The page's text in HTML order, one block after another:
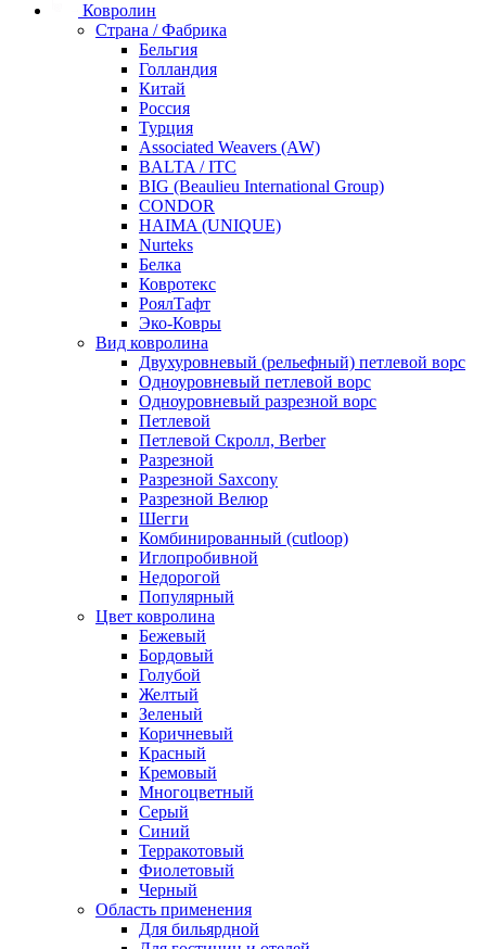
Ковролин
Страна / Фабрика
Бельгия
Голландия
Китай
Россия
Турция
Associated Weavers (AW)
BALTA / ITC
BIG (Beaulieu International Group)
CONDOR
HAIMA (UNIQUE)
Nurteks
Белка
Ковротекс
РоялТафт
Эко-Ковры
Вид ковролина
Двухуровневый (рельефный) петлевой ворс
Одноуровневый петлевой ворс
Одноуровневый разрезной ворс
Петлевой
Петлевой Скролл, Berber
Разрезной
Разрезной Saxcony
Разрезной Велюр
Шегги
Комбинированный (cutloop)
Иглопробивной
Недорогой
Популярный
Цвет ковролина
Бежевый
Бордовый
Голубой
Желтый
Зеленый
Коричневый
Красный
Кремовый
Многоцветный
Серый
Синий
Терракотовый
Фиолетовый
Черный
Область применения
Для бильярдной